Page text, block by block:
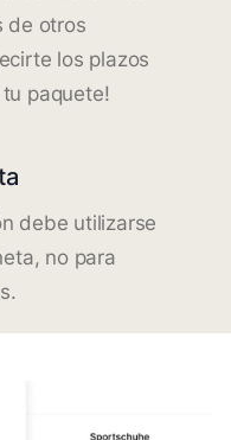
de otros
los plazos
paquete!
debe utilizarse
no para